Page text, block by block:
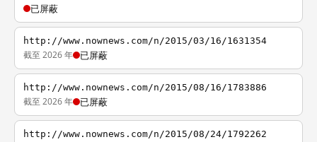
已屏蔽
http://www.nownews.com/n/2015/03/16/1631354
截至 2026 年 已屏蔽
http://www.nownews.com/n/2015/08/16/1783886
截至 2026 年 已屏蔽
http://www.nownews.com/n/2015/08/24/1792262